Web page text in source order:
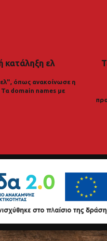
κατάληξη ελ
όπως ανακοίνωσε η
Τα domain names με